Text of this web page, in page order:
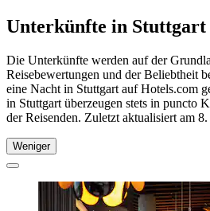
Unterkünfte in Stuttgart
Die Unterkünfte werden auf der
Reisebewertungen und der Beliebtheit
eine Nacht in Stuttgart auf Hotels.com
in Stuttgart überzeugen stets in puncto
der Reisenden. Zuletzt aktualisiert am 8.
Weniger